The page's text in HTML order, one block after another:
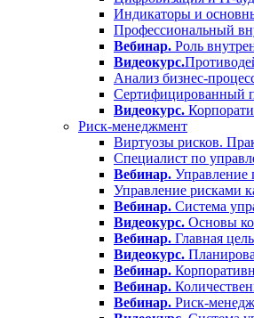
Индикаторы и
Профессиональный
Вебинар. Роль
Видеокурс.
Анализ бизнес-
Сертифицированный
Видеокурс.
Риск-менеджмент
Виртуозы рисков.
Специалист по
Вебинар. Управление
Управление рисками
Вебинар. Система
Видеокурс. Основы
Вебинар. Главная
Видеокурс.
Вебинар.
Вебинар.
Вебинар. Риск-